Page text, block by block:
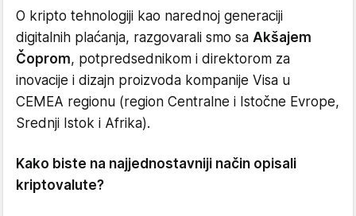
O kripto tehnologiji kao narednoj generaciji
digitalnih plaćanja, razgovarali smo sa Akšajem
Čoprom, potpredsednikom i direktorom za
inovacije i dizajn proizvoda kompanije Visa u
CEMEA regionu (region Centralne i Istočne Evrope,
Srednji Istok i Afrika).
Kako biste na najjednostavniji način opisali
kriptovalute?